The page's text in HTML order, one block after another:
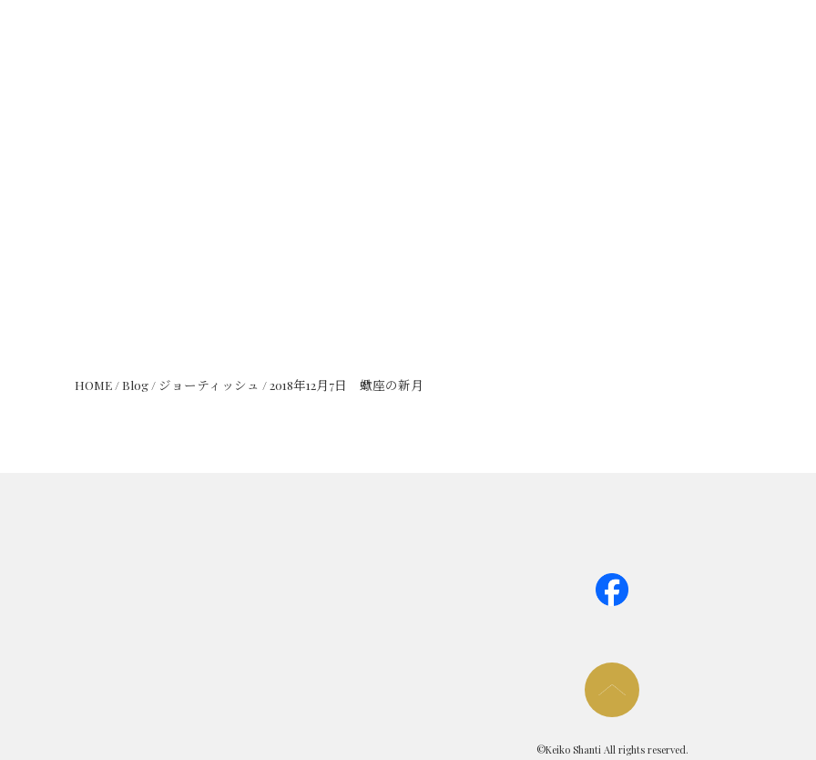
HOME / Blog / ジョーティッシュ /2018年12月7日 蠍座の新月
©Keiko Shanti All rights reserved.